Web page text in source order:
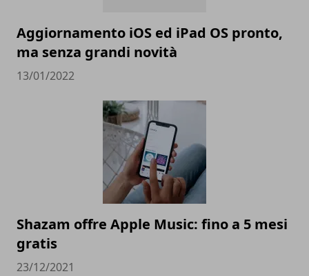
Aggiornamento iOS ed iPad OS pronto,
ma senza grandi novità
13/01/2022
Shazam offre Apple Music: fino a 5 mesi
gratis
23/12/2021